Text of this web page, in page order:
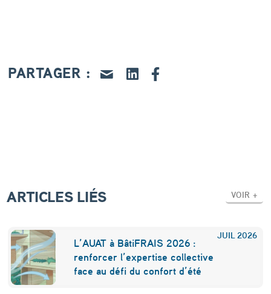
m
,
p
t
i
PARTAGER :
ARTICLES LIÉS VOIR +
JUIL 2026
L’AUAT à BâtiFRAIS 2026 :
renforcer l’expertise collective
face au défi du confort d’été